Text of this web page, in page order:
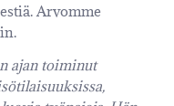
Arvomme
ajan toiminut